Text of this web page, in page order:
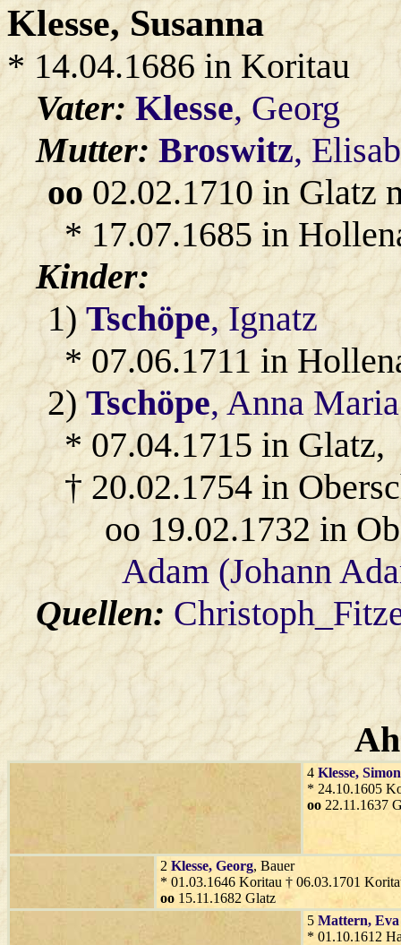
Klesse, Susanna
* 14.04.1686 in Koritau
Vater:Klesse, Georg
Mutter:Broswitz,
oo02.02.1710 in Glatz
* 17.07.1685 in
Kinder:
1)Tschöpe, Ignatz
* 07.06.1711 in
2)Tschöpe, Anna Maria
* 07.04.1715 in Glatz,
† 20.02.1754 in
oo 19.02.1732 in
Adam (Johann
Quellen:
4 Klesse, Simon
* 24.10.1605
oo 22.11.1637
2 Klesse, Georg, Bauer
* 01.03.1646 Koritau † 06.03.1701
oo 15.11.1682 Glatz
5 Mattern, Eva
* 01.10.1612